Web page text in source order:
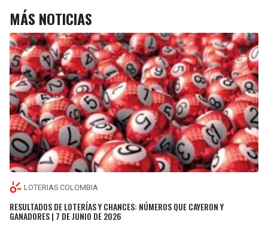
MÁS NOTICIAS
LOTERIAS COLOMBIA
RESULTADOS DE LOTERÍAS Y CHANCES: NÚMEROS QUE CAYERON Y
GANADORES | 7 DE JUNIO DE 2026